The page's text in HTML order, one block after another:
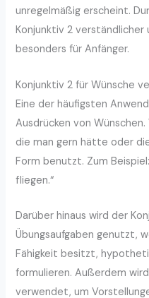
unregelmäßig erscheint.
Konjunktiv 2 verständlicher
besonders für Anfänger.
Konjunktiv 2 für Wünsche
Eine der häufigsten
Ausdrücken von
die man gern hätte oder
Form benutzt. Zum
fliegen.“
Darüber hinaus wird der
Übungsaufgaben genutzt,
Fähigkeit besitzt,
formulieren. Außerdem
verwendet, um